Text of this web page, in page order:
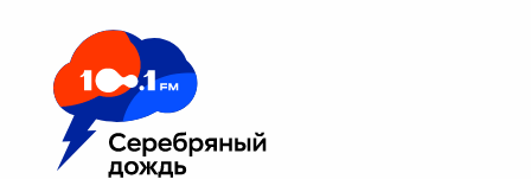
Москва 100.1 FM